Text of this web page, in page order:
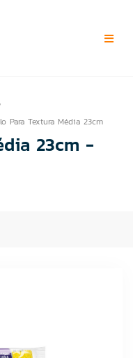
Para Textura Média 23cm
23cm -